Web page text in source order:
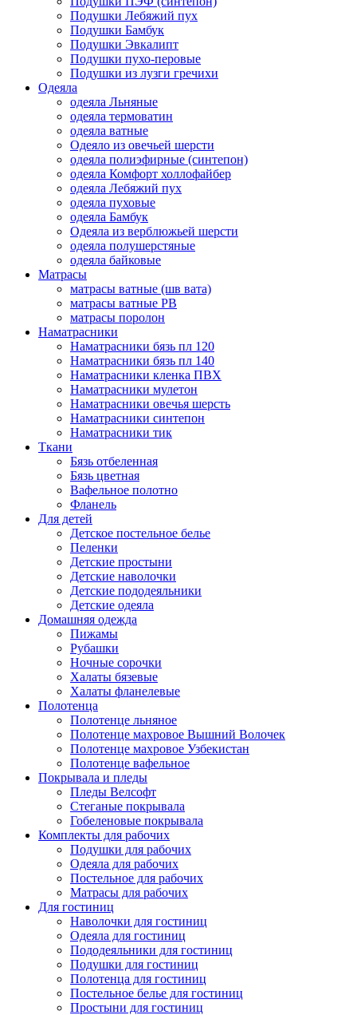
Подушки Лебяжий пух
Подушки Бамбук
Подушки Эвкалипт
Подушки пухо-перовые
Подушки из лузги гречихи
Одеяла
одеяла Льняные
одеяла термоватин
одеяла ватные
Одеяло из овечьей шерсти
одеяла полиэфирные (синтепон)
одеяла Комфорт холлофайбер
одеяла Лебяжий пух
одеяла пуховые
одеяла Бамбук
Одеяла из верблюжьей шерсти
одеяла полушерстяные
одеяла байковые
Матрасы
матрасы ватные (шв вата)
матрасы ватные РВ
матрасы поролон
Наматрасники
Наматрасники бязь пл 120
Наматрасники бязь пл 140
Наматрасники кленка ПВХ
Наматрасники мулетон
Наматрасники овечья шерсть
Наматрасники синтепон
Наматрасники тик
Ткани
Бязь отбеленная
Бязь цветная
Вафельное полотно
Фланель
Для детей
Детское постельное белье
Пеленки
Детские простыни
Детские наволочки
Детские пододеяльники
Детские одеяла
Домашняя одежда
Пижамы
Рубашки
Ночные сорочки
Халаты бязевые
Халаты фланелевые
Полотенца
Полотенце льняное
Полотенце махровое Вышний Волочек
Полотенце махровое Узбекистан
Полотенце вафельное
Покрывала и пледы
Пледы Велсофт
Стеганые покрывала
Гобеленовые покрывала
Комплекты для рабочих
Подушки для рабочих
Одеяла для рабочих
Постельное для рабочих
Матрасы для рабочих
Для гостиниц
Наволочки для гостиниц
Одеяла для гостиниц
Пододеяльники для гостиниц
Подушки для гостиниц
Полотенца для гостиниц
Постельное белье для гостиниц
Простыни для гостиниц